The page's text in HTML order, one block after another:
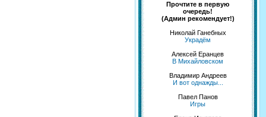
Прочтите в первую
очередь!
(Админ рекомендует!)
Николай Ганебных
Украдём
Алексей Еранцев
В Михайловском
Владимир Андреев
И вот однажды...
Павел Панов
Игры